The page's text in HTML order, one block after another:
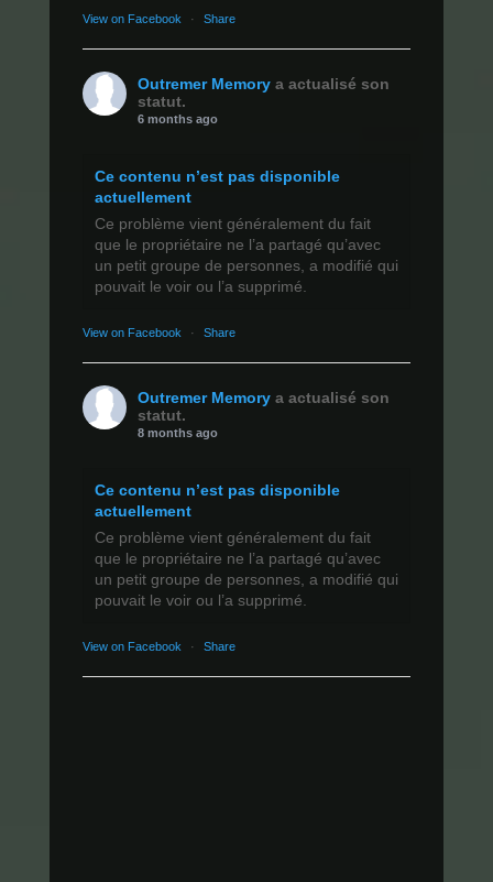
View on Facebook · Share
Outremer Memory a actualisé son
statut.
6 months ago
Ce contenu n’est pas disponible
actuellement
Ce problème vient généralement du fait
que le propriétaire ne l’a partagé qu’avec
un petit groupe de personnes, a modifié qui
pouvait le voir ou l’a supprimé.
View on Facebook · Share
Outremer Memory a actualisé son
statut.
8 months ago
Ce contenu n’est pas disponible
actuellement
Ce problème vient généralement du fait
que le propriétaire ne l’a partagé qu’avec
un petit groupe de personnes, a modifié qui
pouvait le voir ou l’a supprimé.
View on Facebook · Share